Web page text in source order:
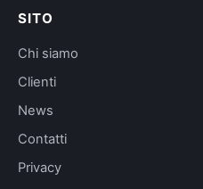
SITO
Chi siamo
Clienti
News
Contatti
Privacy